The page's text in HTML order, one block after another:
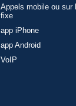
Appels mobile ou sur
fixe
app iPhone
app Android
VoIP